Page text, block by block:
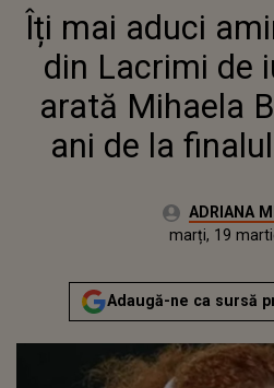
Îți mai aduci
din Lacrimi de
arată Mihaela
ani de la
Autor:ADRIANA
Actualizat:
marți, 19
Adaugă-ne ca sursă